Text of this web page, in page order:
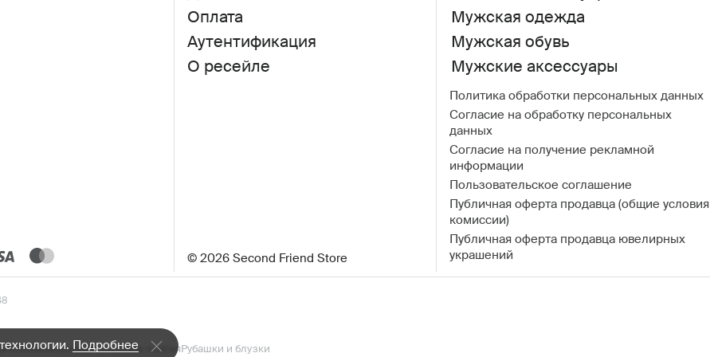
Подробнее
Оплата
Аутентификация
О ресейле
© 2026 Second Friend Store
Мужская одежда
Мужская обувь
Мужские аксессуары
Политика обработки персональных данных
Согласие на обработку персональных
данных
Согласие на получение рекламной
информации
Пользовательское соглашение
Публичная оферта продавца (общие условия
комиссии)
Публичная оферта продавца ювелирных
украшений
КомбинезоныДжинсовые платья Рубашки и блузки